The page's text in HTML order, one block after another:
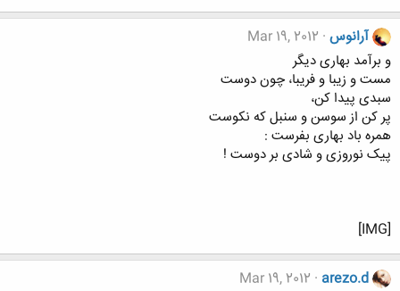
آرانوس Mar 19, 2012
و برآمد بهاری دیگر
مست و زیبا و فریبا، چون دوست
سبدی پیدا کن،
پر کن از سوسن و سنبل که نکوست
همره باد بهاری بفرست :
پیک نوروزی و شادی بر دوست !
[IMG]
arezo.d
Mar 19, 2012